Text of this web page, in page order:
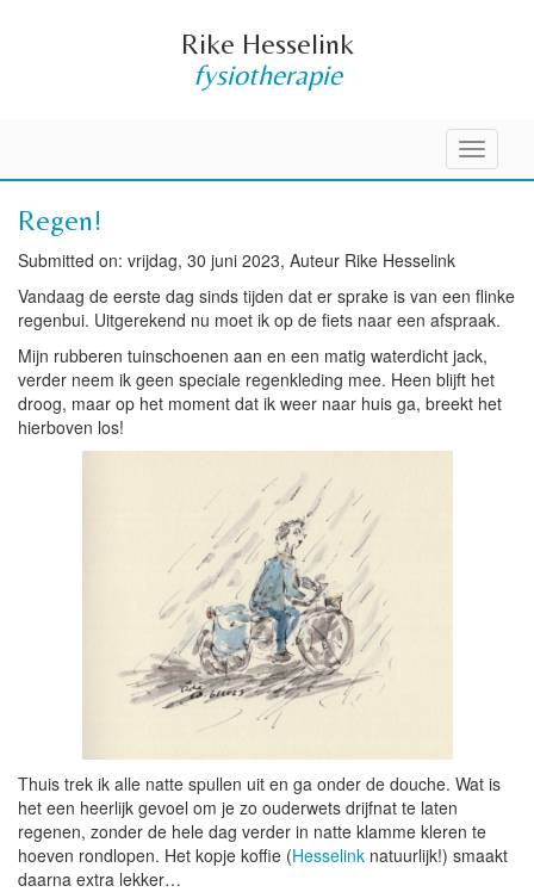
Rike Hesselink
fysiotherapie
Toggle
Regen!
Submitted on: vrijdag, 30 juni 2023, Auteur Rike Hesselink
Vandaag de eerste dag sinds tijden dat er sprake is van een flinke
regenbui. Uitgerekend nu moet ik op de fiets naar een afspraak.
Mijn rubberen tuinschoenen aan en een matig waterdicht jack,
verder neem ik geen speciale regenkleding mee. Heen blijft het
droog, maar op het moment dat ik weer naar huis ga, breekt het
hierboven los!
Thuis trek ik alle natte spullen uit en ga onder de douche. Wat is
het een heerlijk gevoel om je zo ouderwets drijfnat te laten
regenen, zonder de hele dag verder in natte klamme kleren te
hoeven rondlopen. Het kopje koffie (Hesselink natuurlijk!) smaakt
daarna extra lekker…